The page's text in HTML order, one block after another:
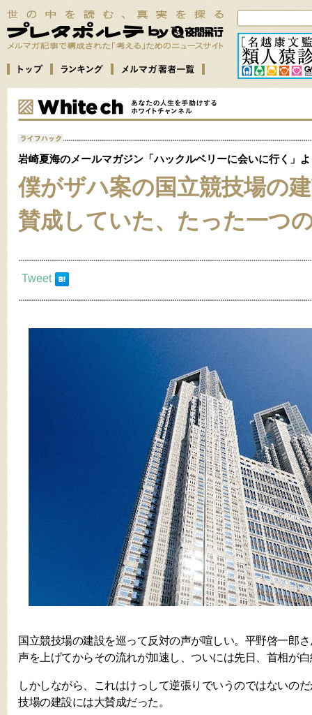
岩崎夏海のメールマガジン「ハックルベリーに会いに行く」
僕がザハ案の国立競技場の
賛成していた、たった一つ
Tweet
国立競技場の建設を巡って反対の声が喧しい。平野啓一郎
声を上げてからその流れが加速し、ついには先日、首相が
しかしながら、これはけっして逆張りでいうのではないの
技場の建設には大賛成だった。